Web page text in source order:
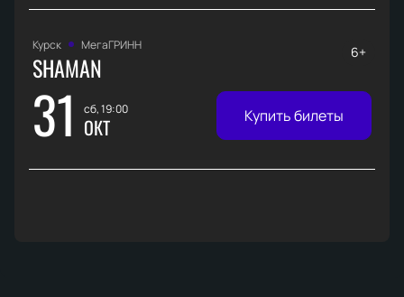
Курск МегаГРИНН
SHAMAN
31 сб, 19:00
ОКТ
6+
Купить билеты